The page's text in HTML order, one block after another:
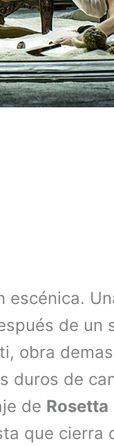
escénica.
de un
obra
duros de
de Rosetta
que cierra